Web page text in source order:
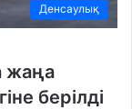
Денсаулық
жаңа
берілді